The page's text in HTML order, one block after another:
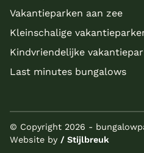
Vakantieparken aan zee
Kleinschalige
Kindvriendelijke
Last minutes bungalows
© Copyright 2026 -
Website by / Stijlbreuk